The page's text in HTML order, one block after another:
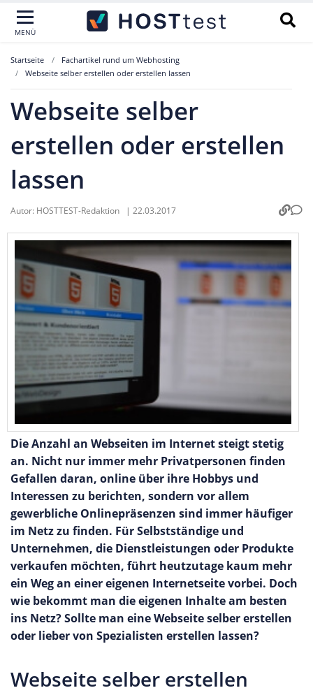
MENÜ
Startseite
Fachartikel rund um Webhosting
Webseite selber erstellen oder erstellen lassen
Webseite selber
erstellen oder erstellen
lassen
Autor: HOSTTEST-Redaktion | 22.03.2017
Die Anzahl an Webseiten im Internet steigt stetig
an. Nicht nur immer mehr Privatpersonen finden
Gefallen daran, online über ihre Hobbys und
Interessen zu berichten, sondern vor allem
gewerbliche Onlinepräsenzen sind immer häufiger
im Netz zu finden. Für Selbstständige und
Unternehmen, die Dienstleistungen oder Produkte
verkaufen möchten, führt heutzutage kaum mehr
ein Weg an einer eigenen Internetseite vorbei. Doch
wie bekommt man die eigenen Inhalte am besten
ins Netz? Sollte man eine Webseite selber erstellen
oder lieber von Spezialisten erstellen lassen?
Webseite selber erstellen